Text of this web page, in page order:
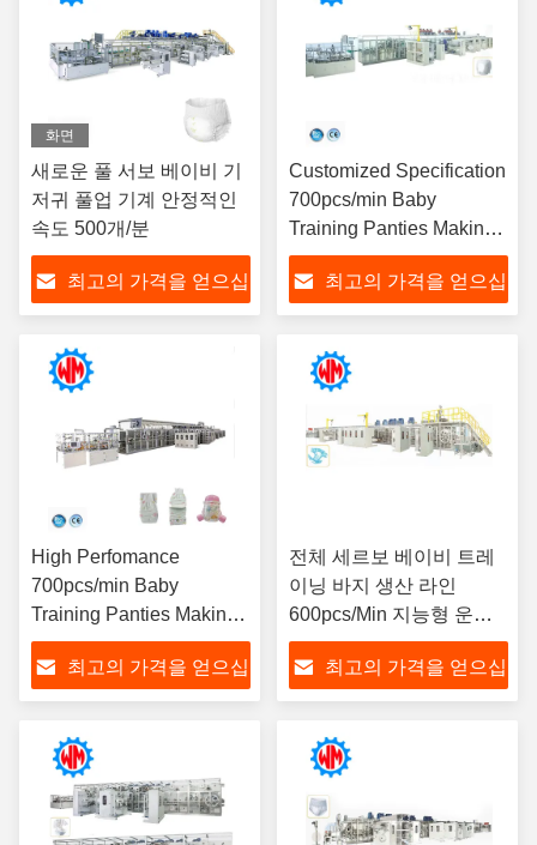
화면
새로운 풀 서보 베이비 기
저귀 풀업 기계 안정적인
속도 500개/분
최고의 가격을 얻으십
Customized Specification
700pcs/min Baby
Training Panties Making
Machine Stable Work
최고의 가격을 얻으십
High Perfomance
700pcs/min Baby
Training Panties Making
Machine CE ISO9001
Certificate
최고의 가격을 얻으십
전체 세르보 베이비 트레
이닝 바지 생산 라인
600pcs/Min 지능형 운영
베이비 기저귀 장비
최고의 가격을 얻으십